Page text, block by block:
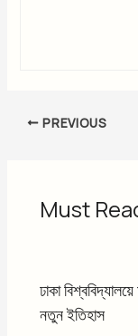
PREVIOUS
Must
ঢাকা
নতুন ইতিহাস